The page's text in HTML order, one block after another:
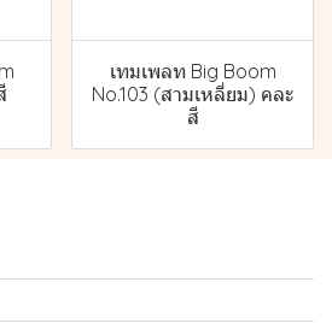
เทมเพลท Big Boom
No.103 (สามเหลี่ยม) คละ
สี